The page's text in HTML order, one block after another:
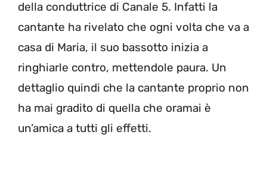
della conduttrice di Canale 5. Infatti la
cantante ha rivelato che ogni volta che va a
casa di Maria, il suo bassotto inizia a
ringhiarle contro, mettendole paura. Un
dettaglio quindi che la cantante proprio non
ha mai gradito di quella che oramai è
un’amica a tutti gli effetti.